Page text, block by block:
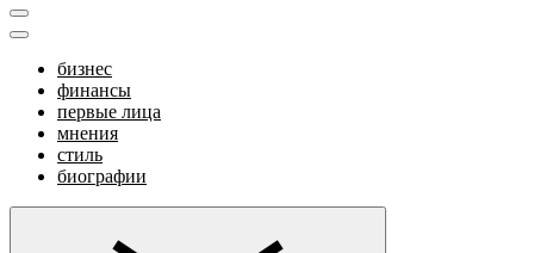
бизнес
финансы
первые лица
мнения
стиль
биографии